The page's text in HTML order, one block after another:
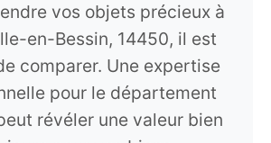
vos objets précieux à
en-Bessin, 14450, il est
comparer. Une expertise
pour le département
révéler une valeur bien